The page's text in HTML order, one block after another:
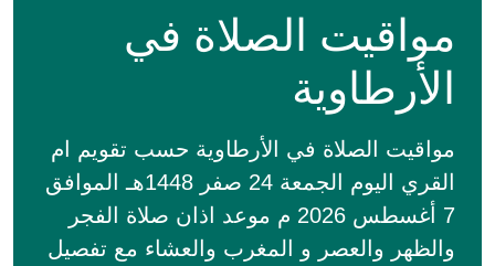
مواقيت الصلاة في
الأرطاوية
مواقيت الصلاة في الأرطاوية حسب تقويم ام
القري اليوم الجمعة 24 صفر 1448هـ الموافق
7 أغسطس 2026 م موعد اذان صلاة الفجر
والظهر والعصر و المغرب والعشاء مع تفصيل